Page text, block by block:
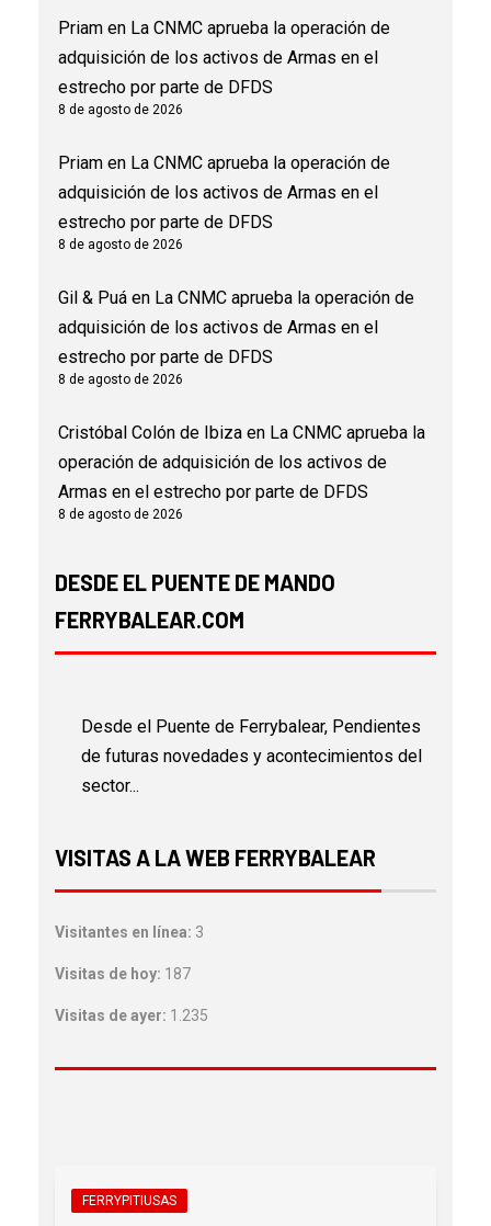
Priam en La CNMC aprueba la operación de
adquisición de los activos de Armas en el
estrecho por parte de DFDS
8 de agosto de 2026
Priam en La CNMC aprueba la operación de
adquisición de los activos de Armas en el
estrecho por parte de DFDS
8 de agosto de 2026
Gil & Puá en La CNMC aprueba la operación de
adquisición de los activos de Armas en el
estrecho por parte de DFDS
8 de agosto de 2026
Cristóbal Colón de Ibiza en La CNMC aprueba la
operación de adquisición de los activos de
Armas en el estrecho por parte de DFDS
8 de agosto de 2026
DESDE EL PUENTE DE MANDO
FERRYBALEAR.COM
Desde el Puente de Ferrybalear, Pendientes
de futuras novedades y acontecimientos del
sector...
VISITAS A LA WEB FERRYBALEAR
Visitantes en línea: 3
Visitas de hoy: 187
Visitas de ayer: 1.235
FERRYPITIUSAS